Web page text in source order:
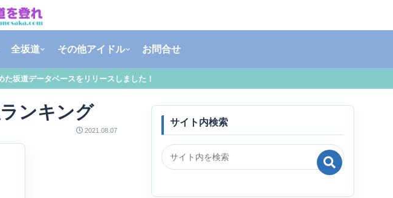
全坂道 その他アイドル お問合せ
坂道データベースをリリースしました！
ンキング
2021.08.07
サイト内検索